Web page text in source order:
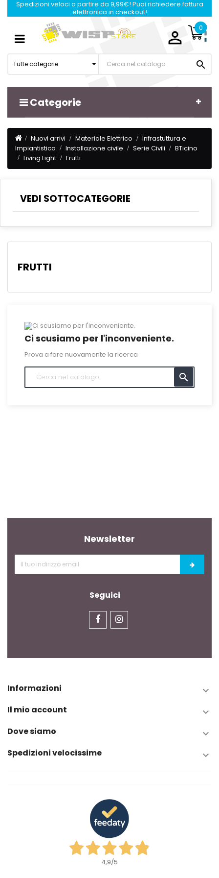
Spedizioni veloci a partire da 9,99€! Puoi richiedere fattura
elettronica in checkout!

0
Tutte categorie 
Categorie
Toggle
Nuovi arrivi Materiale Elettrico
Infrastuttura e
Impiantistica
Installazione civile Serie Civili
BTicino
Living Light
Frutti
VEDI SOTTOCATEGORIE
FRUTTI
Ci scusiamo per l'inconveniente.
Prova a fare nuovamente la ricerca

Newsletter
Seguici
Informazioni 
Il mio account 
Dove siamo 
Spedizioni velocissime 
4,9/5